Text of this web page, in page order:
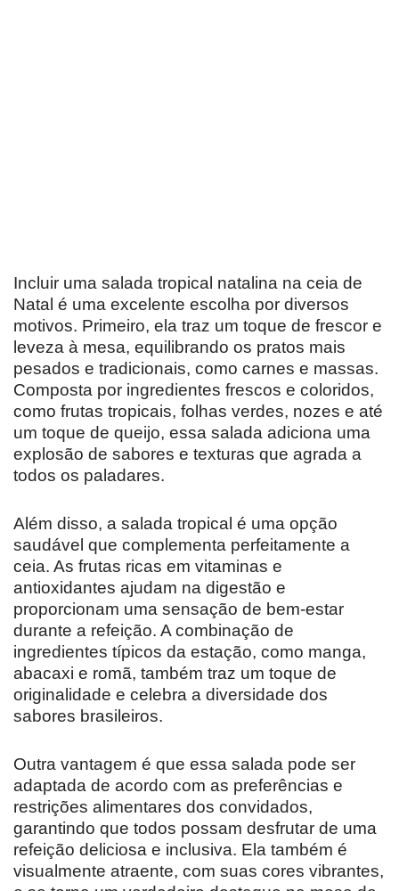
Incluir uma salada tropical natalina na ceia de
Natal é uma excelente escolha por diversos
motivos. Primeiro, ela traz um toque de frescor e
leveza à mesa, equilibrando os pratos mais
pesados e tradicionais, como carnes e massas.
Composta por ingredientes frescos e coloridos,
como frutas tropicais, folhas verdes, nozes e até
um toque de queijo, essa salada adiciona uma
explosão de sabores e texturas que agrada a
todos os paladares.
Além disso, a salada tropical é uma opção
saudável que complementa perfeitamente a
ceia. As frutas ricas em vitaminas e
antioxidantes ajudam na digestão e
proporcionam uma sensação de bem-estar
durante a refeição. A combinação de
ingredientes típicos da estação, como manga,
abacaxi e romã, também traz um toque de
originalidade e celebra a diversidade dos
sabores brasileiros.
Outra vantagem é que essa salada pode ser
adaptada de acordo com as preferências e
restrições alimentares dos convidados,
garantindo que todos possam desfrutar de uma
refeição deliciosa e inclusiva. Ela também é
visualmente atraente, com suas cores vibrantes,